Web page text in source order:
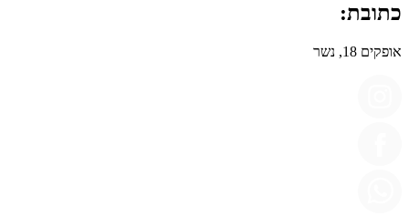
כתובת:
אופקים 18, נשר